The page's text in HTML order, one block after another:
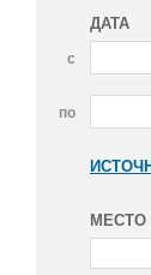
ДАТА
с
по
МЕСТО